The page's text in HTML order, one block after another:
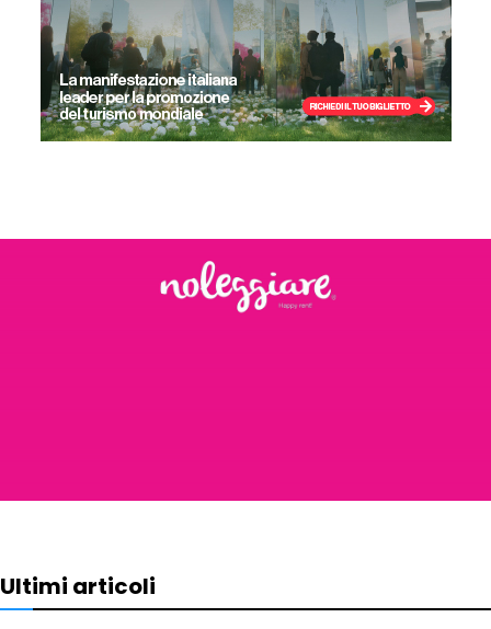
Ultimi articoli